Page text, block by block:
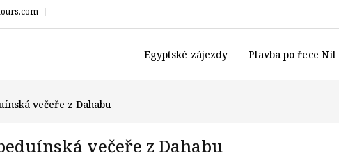
Egyptské zájezdy Plavba po řece Nil
večeře z Dahabu
večeře z Dahabu